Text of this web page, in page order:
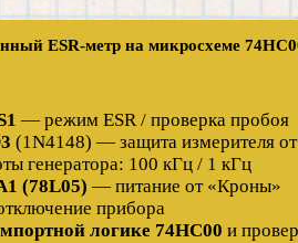
ESR-метр на микросхеме
— режим ESR / проверка пробоя
(1N4148) — защита измерителя
генератора: 100 кГц / 1 кГц
(78L05) — питание от «Кроны»
прибора
логике 74HC00 и